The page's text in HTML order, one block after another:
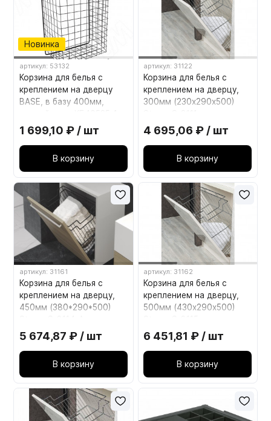
Новинка
артикул: 53132
Корзина для белья с
креплением на дверцу
BASE, в базу 400мм,
1 699,10 ₽ / шт
В корзину
артикул: 31122
Корзина для белья с
креплением на дверцу,
300мм (230х290х500)
4 695,06 ₽ / шт
В корзину
артикул: 31161
Корзина для белья с
креплением на дверцу,
450мм (380*290*500)
5 674,87 ₽ / шт
В корзину
артикул: 31162
Корзина для белья с
креплением на дверцу,
500мм (430х290х500)
6 451,81 ₽ / шт
В корзину